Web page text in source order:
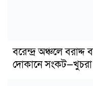
বরেন্দ্র অঞ্চলে
দোকানে সংকট—খুচরা